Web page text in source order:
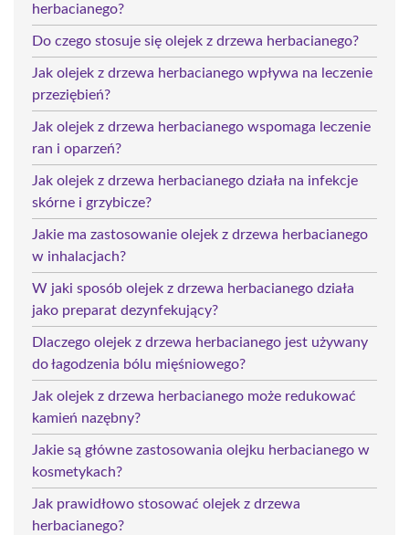
herbacianego?
Do czego stosuje się olejek z drzewa herbacianego?
Jak olejek z drzewa herbacianego wpływa na leczenie
przeziębień?
Jak olejek z drzewa herbacianego wspomaga leczenie
ran i oparzeń?
Jak olejek z drzewa herbacianego działa na infekcje
skórne i grzybicze?
Jakie ma zastosowanie olejek z drzewa herbacianego
w inhalacjach?
W jaki sposób olejek z drzewa herbacianego działa
jako preparat dezynfekujący?
Dlaczego olejek z drzewa herbacianego jest używany
do łagodzenia bólu mięśniowego?
Jak olejek z drzewa herbacianego może redukować
kamień nazębny?
Jakie są główne zastosowania olejku herbacianego w
kosmetykach?
Jak prawidłowo stosować olejek z drzewa
herbacianego?